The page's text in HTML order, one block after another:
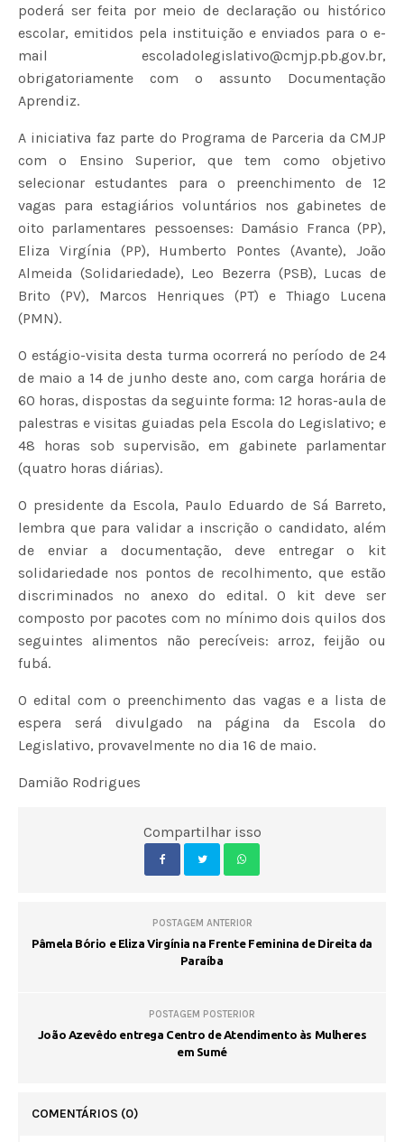
poderá ser feita por meio de declaração ou histórico
escolar, emitidos pela instituição e enviados para o e-
mail escoladolegislativo@cmjp.pb.gov.br,
obrigatoriamente com o assunto Documentação
Aprendiz.
A iniciativa faz parte do Programa de Parceria da CMJP
com o Ensino Superior, que tem como objetivo
selecionar estudantes para o preenchimento de 12
vagas para estagiários voluntários nos gabinetes de
oito parlamentares pessoenses: Damásio Franca (PP),
Eliza Virgínia (PP), Humberto Pontes (Avante), João
Almeida (Solidariedade), Leo Bezerra (PSB), Lucas de
Brito (PV), Marcos Henriques (PT) e Thiago Lucena
(PMN).
O estágio-visita desta turma ocorrerá no período de 24
de maio a 14 de junho deste ano, com carga horária de
60 horas, dispostas da seguinte forma: 12 horas-aula de
palestras e visitas guiadas pela Escola do Legislativo; e
48 horas sob supervisão, em gabinete parlamentar
(quatro horas diárias).
O presidente da Escola, Paulo Eduardo de Sá Barreto,
lembra que para validar a inscrição o candidato, além
de enviar a documentação, deve entregar o kit
solidariedade nos pontos de recolhimento, que estão
discriminados no anexo do edital. O kit deve ser
composto por pacotes com no mínimo dois quilos dos
seguintes alimentos não perecíveis: arroz, feijão ou
fubá.
O edital com o preenchimento das vagas e a lista de
espera será divulgado na página da Escola do
Legislativo, provavelmente no dia 16 de maio.
Damião Rodrigues
Compartilhar isso
POSTAGEM ANTERIOR
Pâmela Bório e Eliza Virgínia na Frente Feminina de Direita da
Paraíba
POSTAGEM POSTERIOR
João Azevêdo entrega Centro de Atendimento às Mulheres
em Sumé
COMENTÁRIOS (0)